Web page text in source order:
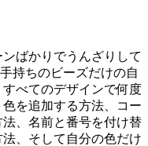
ばかりでうんざりして
持ちのビーズだけの自
べてのデザインで何度
を追加する方法、コー
、名前と番号を付け替
、そして自分の色だけ